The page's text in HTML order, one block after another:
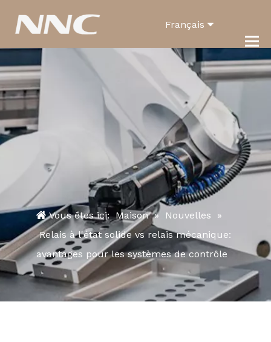
Français
العربية
Pусский
Español
Português
Deutsch
Italiano
한국어
Türk dili
Vous êtes ici: Maison » Nouvelles
»
Relais à l'état solide vs relais mécanique:
avantages pour les systèmes de contrôle